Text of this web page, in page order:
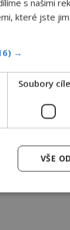
s našimi
které jste
→
Soubory
VŠE